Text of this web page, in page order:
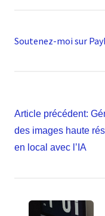
Soutenez-moi sur
Navigation
de
l’article
Article précédent:
des images haute
en local avec l’IA